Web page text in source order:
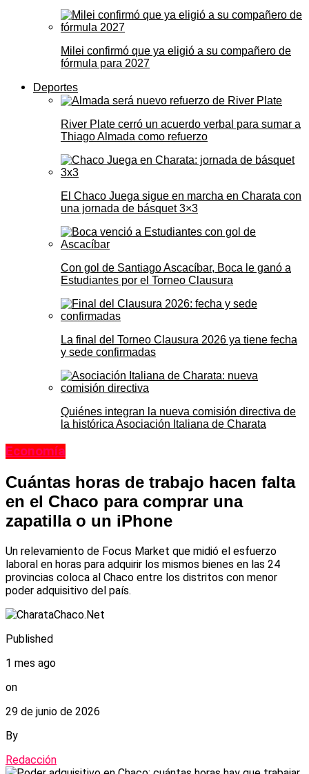
Milei confirmó que ya eligió a su compañero de
fórmula para 2027
Deportes
River Plate cerró un acuerdo verbal para sumar a
Thiago Almada como refuerzo
El Chaco Juega sigue en marcha en Charata con
una jornada de básquet 3×3
Con gol de Santiago Ascacíbar, Boca le ganó a
Estudiantes por el Torneo Clausura
La final del Torneo Clausura 2026 ya tiene fecha
y sede confirmadas
Quiénes integran la nueva comisión directiva de
la histórica Asociación Italiana de Charata
Economía
Cuántas horas de trabajo hacen falta
en el Chaco para comprar una
zapatilla o un iPhone
Un relevamiento de Focus Market que midió el esfuerzo
laboral en horas para adquirir los mismos bienes en las 24
provincias coloca al Chaco entre los distritos con menor
poder adquisitivo del país.
Published
1 mes ago
on
29 de junio de 2026
By
Redacción